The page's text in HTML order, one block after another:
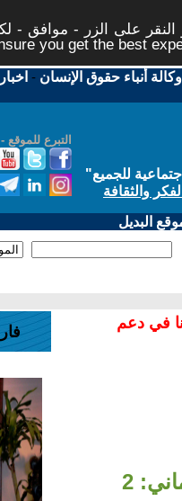
على الزر - موافق -
you get the best
وكالة أنباء حقوق الإنسان -
التبرع للموقع
للجميع"
والثقافة
البديل
في دعم
2